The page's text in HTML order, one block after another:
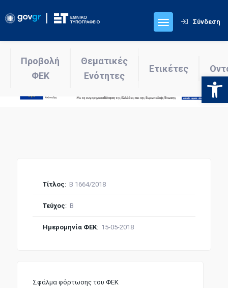
Σύνδεση
Προβολή
ΦΕΚ
Θεματικές
Ενότητες
Ετικέτες
Σφάλμα φόρτωσης του ΦΕΚ
Τίτλος: Β 1664/2018
Τεύχος: Β
Ημερομηνία ΦΕΚ: 15-05-2018